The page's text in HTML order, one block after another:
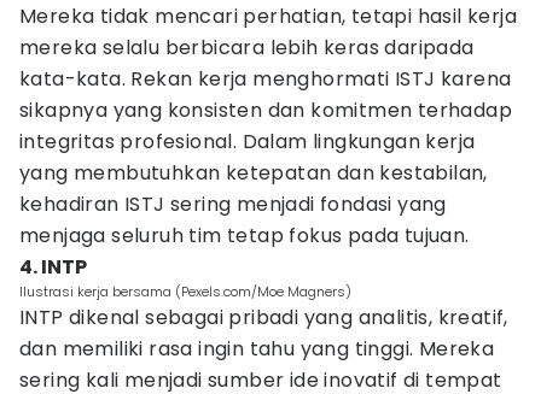
Mereka tidak mencari perhatian, tetapi hasil kerja
mereka selalu berbicara lebih keras daripada
kata-kata. Rekan kerja menghormati ISTJ karena
sikapnya yang konsisten dan komitmen terhadap
integritas profesional. Dalam lingkungan kerja
yang membutuhkan ketepatan dan kestabilan,
kehadiran ISTJ sering menjadi fondasi yang
menjaga seluruh tim tetap fokus pada tujuan.
4. INTP
Ilustrasi kerja bersama (Pexels.com/Moe Magners)
INTP dikenal sebagai pribadi yang analitis, kreatif,
dan memiliki rasa ingin tahu yang tinggi. Mereka
sering kali menjadi sumber ide inovatif di tempat